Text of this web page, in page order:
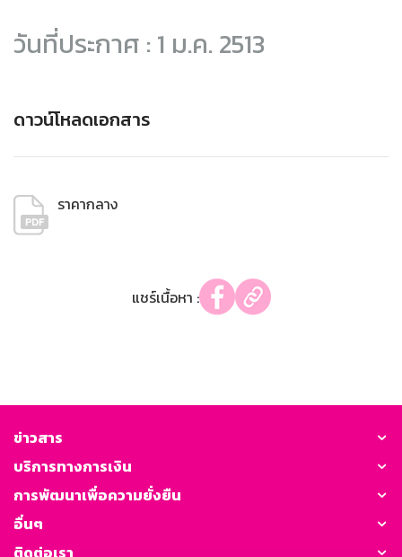
วันที่ประกาศ : 1 ม.ค. 2513
ดาวน์โหลดเอกสาร
ราคากลาง
แชร์เนื้อหา :
ข่าวสาร
บริการทางการเงิน
การพัฒนาเพื่อความยั่งยืน
อื่นๆ